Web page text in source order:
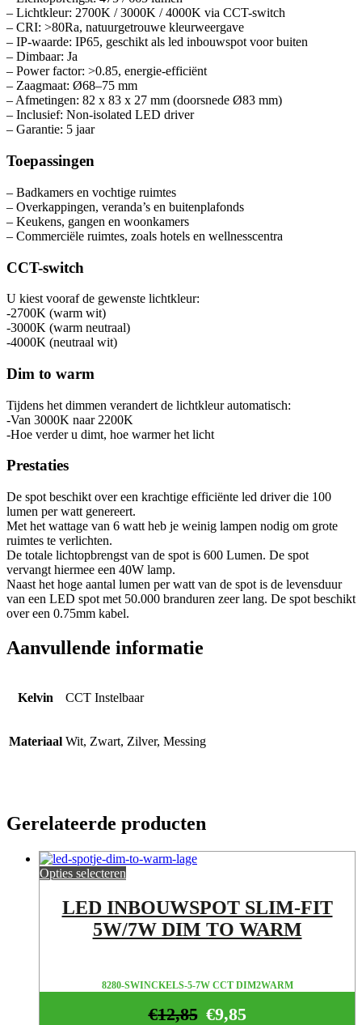
– Lichtkleur: 2700K / 3000K / 4000K via CCT-switch
– CRI: >80Ra, natuurgetrouwe kleurweergave
– IP-waarde: IP65, geschikt als led inbouwspot voor buiten
– Dimbaar: Ja
– Power factor: >0.85, energie-efficiënt
– Zaagmaat: Ø68–75 mm
– Afmetingen: 82 x 83 x 27 mm (doorsnede Ø83 mm)
– Inclusief: Non-isolated LED driver
– Garantie: 5 jaar
Toepassingen
– Badkamers en vochtige ruimtes
– Overkappingen, veranda’s en buitenplafonds
– Keukens, gangen en woonkamers
– Commerciële ruimtes, zoals hotels en wellnesscentra
CCT-switch
U kiest vooraf de gewenste lichtkleur:
-2700K (warm wit)
-3000K (warm neutraal)
-4000K (neutraal wit)
Dim to warm
Tijdens het dimmen verandert de lichtkleur automatisch:
-Van 3000K naar 2200K
-Hoe verder u dimt, hoe warmer het licht
Prestaties
De spot beschikt over een krachtige efficiënte led driver die 100
lumen per watt genereert.
Met het wattage van 6 watt heb je weinig lampen nodig om grote
ruimtes te verlichten.
De totale lichtopbrengst van de spot is 600 Lumen. De spot
vervangt hiermee een 40W lamp.
Naast het hoge aantal lumen per watt van de spot is de levensduur
van een LED spot met 50.000 branduren zeer lang. De spot beschikt
over een 0.75mm kabel.
Aanvullende informatie
Kelvin CCT Instelbaar
Materiaal Wit, Zwart, Zilver, Messing
Gerelateerde producten
Opties selecteren
LED INBOUWSPOT SLIM-FIT
5W/7W DIM TO WARM
8280-SWINCKELS-5-7W CCT DIM2WARM
€9,85
€12,85